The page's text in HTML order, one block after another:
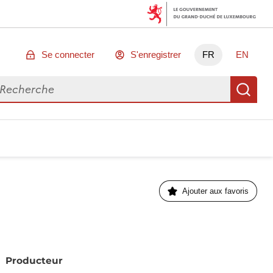
Se connecter S'enregistrer FR EN
des données
Ajouter aux favoris
Producteur